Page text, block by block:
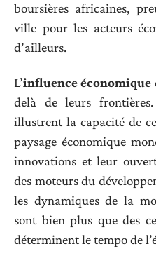
boursières africaines,
ville pour les acteurs
d’ailleurs.
L’influence économique
delà de leurs
illustrent la capacité de
paysage économique
innovations et leur
des moteurs du
les dynamiques de la
sont bien plus que des
déterminent le tempo de